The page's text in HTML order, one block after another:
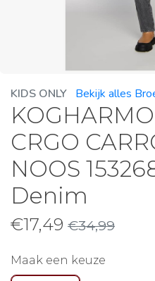
KIDS ONLY Bekijk alles
CRGO
NOOS
Denim
€17,49 €34,99
Maak een keuze